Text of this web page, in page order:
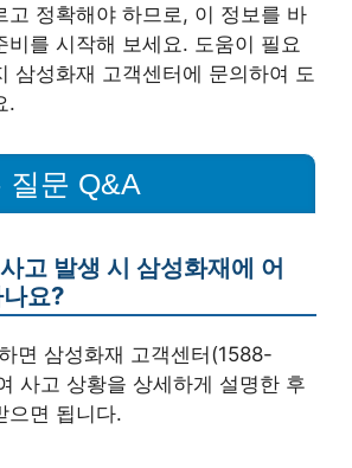
고 정확해야 하므로, 이 정보를 바
비를 시작해 보세요. 도움이 필요
삼성화재 고객센터에 문의하여 도
.
질문 Q&A
고 발생 시 삼성화재에 어
요?
면 삼성화재 고객센터(1588-
사고 상황을 상세하게 설명한 후
으면 됩니다.